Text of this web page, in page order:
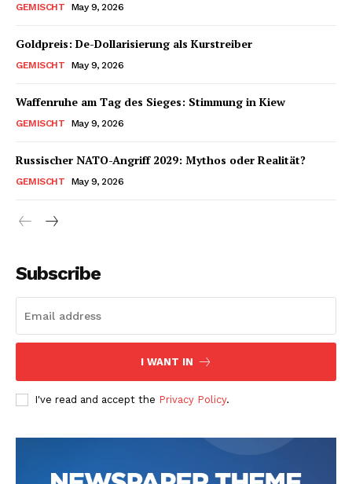
GEMISCHT May 9, 2026
Goldpreis: De-Dollarisierung als Kurstreiber
GEMISCHT May 9, 2026
Waffenruhe am Tag des Sieges: Stimmung in Kiew
GEMISCHT May 9, 2026
Russischer NATO-Angriff 2029: Mythos oder Realität?
GEMISCHT May 9, 2026
Subscribe
I WANT IN
I've read and accept the Privacy Policy.